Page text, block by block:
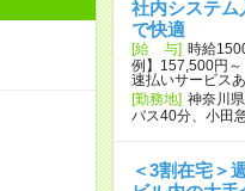
社内システム
で快適
[給 与] 時給
例】157,500円
速払いサービス
[勤務地] 神奈川
バス40分、小田
＜3割在宅＞